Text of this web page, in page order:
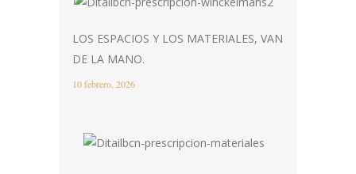
LOS ESPACIOS Y LOS MATERIALES, VAN
DE LA MANO.
10 febrero, 2026